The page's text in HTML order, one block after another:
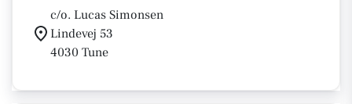
c/o. Lucas Simonsen
Lindevej 53
4030 Tune